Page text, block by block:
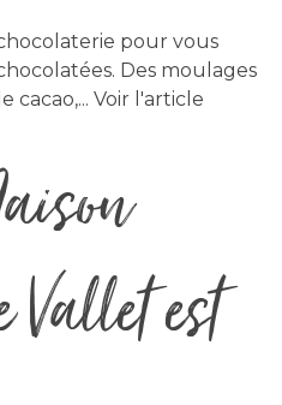
pour vous
Des moulages
cacao,... Voir l'article
est